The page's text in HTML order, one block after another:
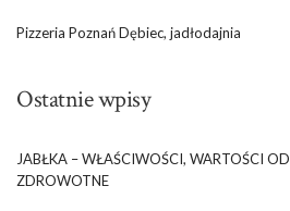
Pizzeria Poznań Dębiec, jadłodajnia
Ostatnie wpisy
JABŁKA – WŁAŚCIWOŚCI, WARTOŚCI
ZDROWOTNE